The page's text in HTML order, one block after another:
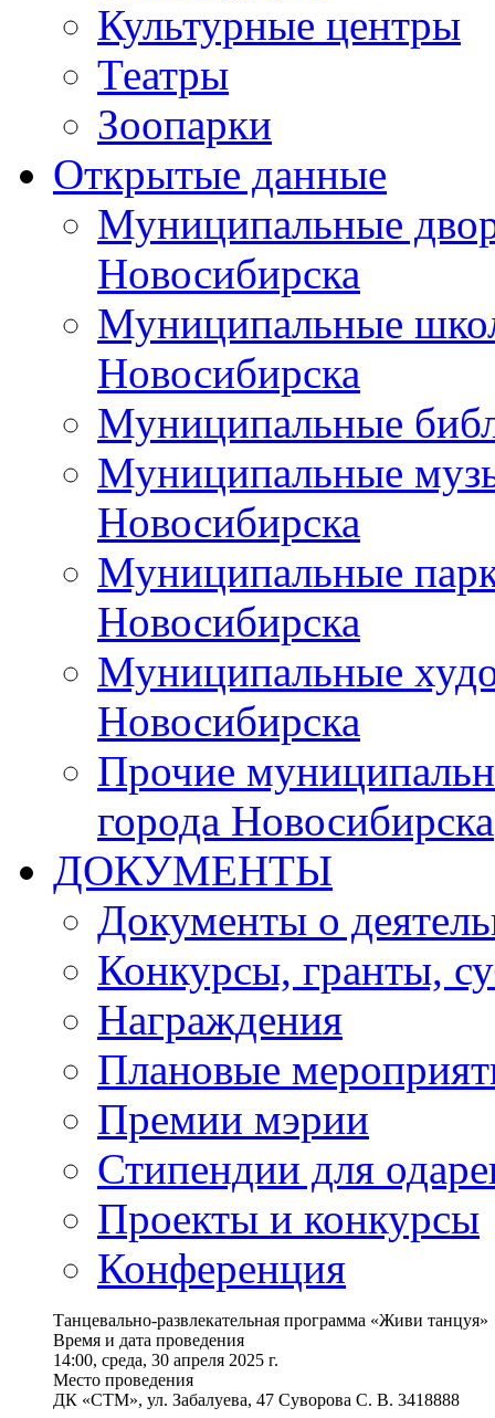
Культурные центры
Театры
Зоопарки
Открытые данные
Муниципальные
Новосибирска
Муниципальные
Новосибирска
Муниципальные
Муниципальные
Новосибирска
Муниципальные
Новосибирска
Муниципальные
Новосибирска
Прочие
города Новосибирска
ДОКУМЕНТЫ
Документы о
Конкурсы, гранты,
Награждения
Плановые
Премии мэрии
Стипендии для
Проекты и конкурсы
Конференция
Танцевально-развлекательная программа «Живи танцуя»
Время и дата проведения
14:00, среда, 30 апреля 2025 г.
Место проведения
ДК «СТМ», ул. Забалуева, 47 Суворова С. В. 3418888